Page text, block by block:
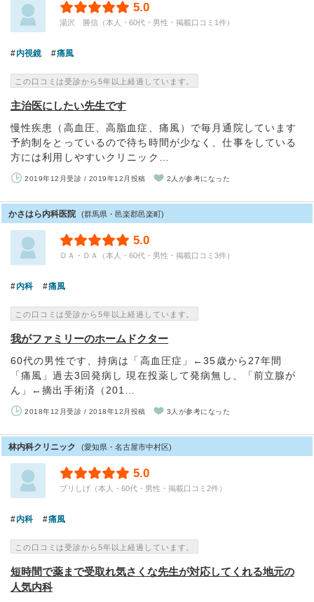
5.0
湯沢 勝信（本人・60代・男性・掲載口コミ1件）
内視鏡 痛風
この口コミは受診から5年以上経過しています。
主治医にしたい先生です
慢性疾患（高血圧、高脂血症、痛風）で毎月通院しています
予約制をとっているので待ち時間が少なく、仕事をしている
方には利用しやすいクリニック…
2019年12月受診 / 2019年12月投稿 2人が参考になった
かさはら内科医院 (群馬県・邑楽郡邑楽町)
5.0
ＤＡ・ＤＡ（本人・60代・男性・掲載口コミ3件）
内科 痛風
この口コミは受診から5年以上経過しています。
我がファミリーのホームドクター
60代の男性です、持病は「高血圧症」←35歳から27年間
「痛風」過去3回発病し 現在投薬して発病無し、「前立腺が
ん」←摘出手術済（201…
2018年12月受診 / 2018年12月投稿 3人が参考になった
林内科クリニック (愛知県・名古屋市中村区)
5.0
プリしげ（本人・60代・男性・掲載口コミ2件）
内科 痛風
この口コミは受診から5年以上経過しています。
短時間で薬まで受取れ気さくな先生が対応してくれる地元の
人気内科